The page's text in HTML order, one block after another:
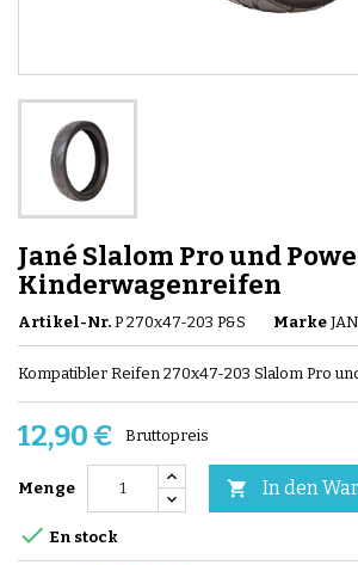
Jané Slalom Pro und
Kinderwagenreifen
Artikel-Nr. P 270x47-203 P&S Marke
Kompatibler Reifen 270x47-203 Slalom Pro
12,90 € Bruttopreis
Menge  In den
 En stock